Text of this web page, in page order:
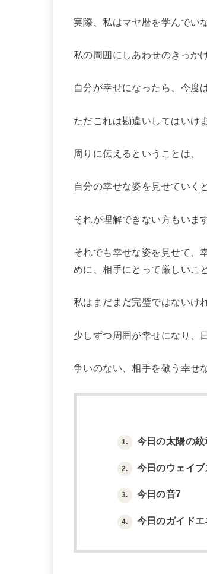
実際、私はマヤ暦を学んでい
私の周囲にしあわせのきっか
自分が幸せになったら、今度
ただこれは勘違いしてはいけ
周りに伝えるということは、
自分の幸せな姿を見せていく
それが理解できない方もいます
それでも幸せな姿を見せて、
めに、相手にとって厳しいこ
私はまだまだ完璧ではないけ
少しずつ周囲が幸せになり、
争いのない、相手を敬う幸せ
1. 今日の太陽の
2. 今日のウェイ
3. 今日の音7
4. 今日のガイドエ